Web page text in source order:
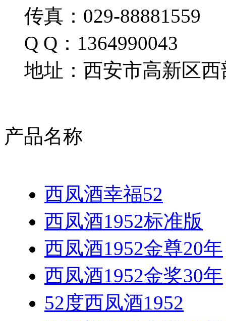
传真：029-88881559
Q Q：1364990043
地址：西安市高新区西
产品名称
西凤酒幸福52
西凤酒1952标准版
西凤酒1952金尊20年
西凤酒1952金奖30年
52度西凤酒1952